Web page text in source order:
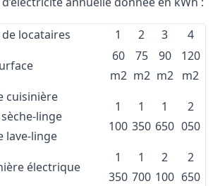
locataires 1 2 3
4
60
m2
75
m2
90
m2
120
m2
cuisinière
linge
lave-linge
1
100
1
350
1
650
2
050
électrique
1
350
1
700
2
100
2
650